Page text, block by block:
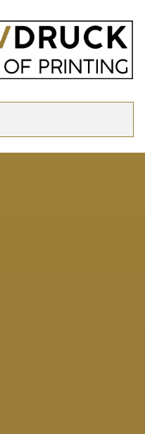
gestalten und fortlaufend zu
Nutzung der Webseite stimmen
zu Cookies erhalten Sie